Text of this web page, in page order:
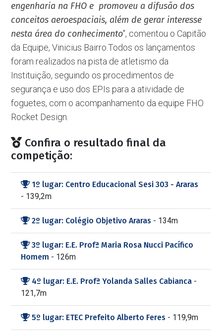
engenharia na FHO e promoveu a difusão dos
conceitos aeroespaciais, além de gerar interesse
nesta área do conhecimento'', comentou o Capitão
da Equipe, Vinicius Bairro.Todos os lançamentos
foram realizados na pista de atletismo da
Instituição, seguindo os procedimentos de
segurança e uso dos EPIs para a atividade de
foguetes, com o acompanhamento da equipe FHO
Rocket Design.
Confira o resultado final da
competição:
1º lugar: Centro Educacional Sesi 303 - Araras
- 139,2m
2º lugar: Colégio Objetivo Araras - 134m
3º lugar: E.E. Profª Maria Rosa Nucci Pacífico
Homem - 126m
4º lugar: E.E. Profª Yolanda Salles Cabianca -
121,7m
5º lugar: ETEC Prefeito Alberto Feres - 119,9m